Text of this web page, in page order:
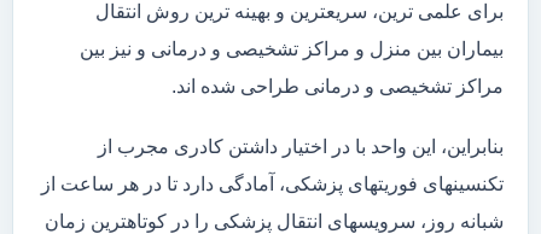
برای علمی ترین، سریعترین و بهینه ترین روش انتقال
بیماران بین منزل و مراکز تشخیصی و درمانی و نیز بین
مراکز تشخیصی و درمانی طراحی شده اند.
بنابراین، این واحد با در اختیار داشتن کادری مجرب از
تکنسینهای فوریتهای پزشکی، آمادگی دارد تا در هر ساعت از
شبانه روز، سرویسهای انتقال پزشکی را در کوتاهترین زمان